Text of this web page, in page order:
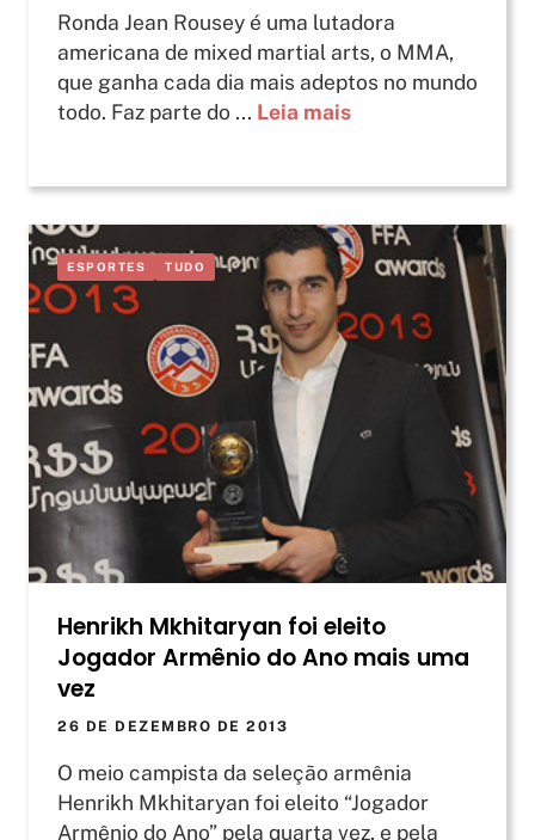
Ronda Jean Rousey é uma lutadora
americana de mixed martial arts, o MMA,
que ganha cada dia mais adeptos no mundo
todo. Faz parte do ... Leia mais
ESPORTES TUDO
Henrikh Mkhitaryan foi eleito
Jogador Armênio do Ano mais uma
vez
26 DE DEZEMBRO DE 2013
O meio campista da seleção armênia
Henrikh Mkhitaryan foi eleito “Jogador
Armênio do Ano” pela quarta vez, e pela